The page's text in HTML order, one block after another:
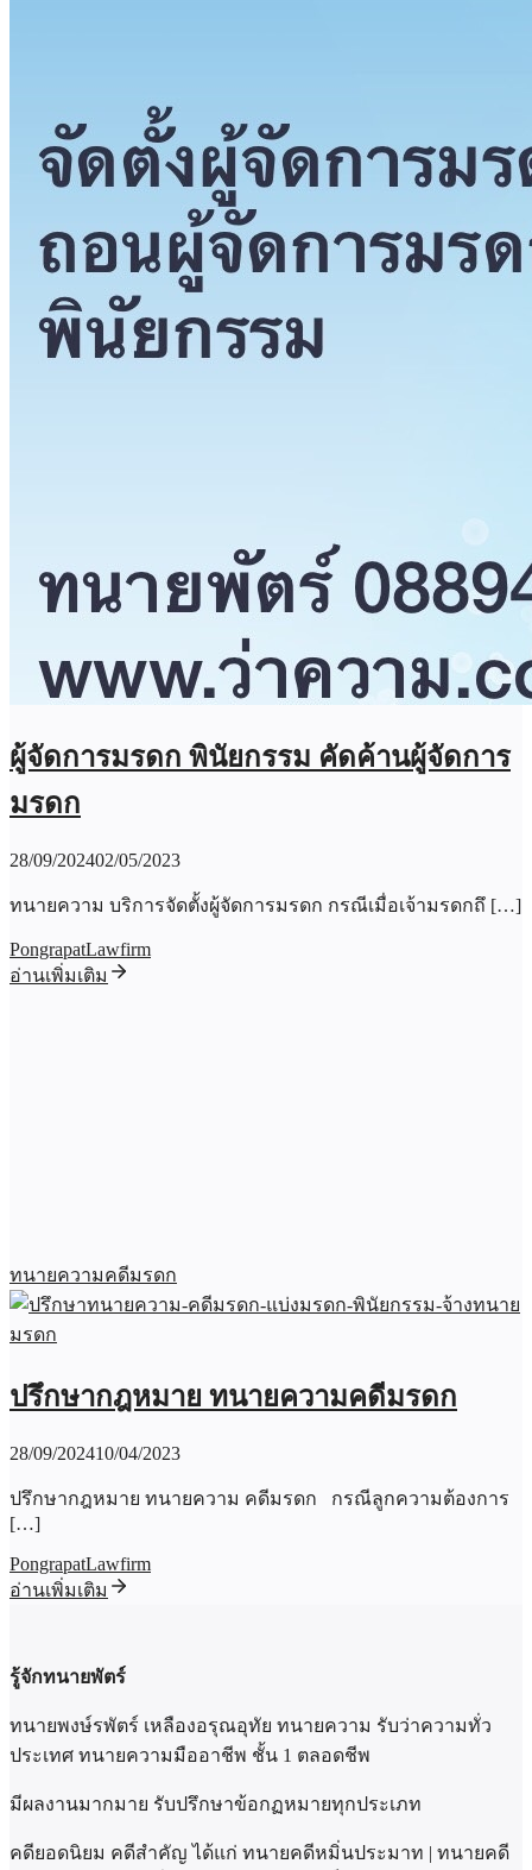
ผู้จัดการมรดก พินัยกรรม คัดค้านผู้จัดการ
มรดก
28/09/202402/05/2023
ทนายความ บริการจัดตั้งผู้จัดการมรดก กรณีเมื่อเจ้ามรดกถึ […]
PongrapatLawfirm
อ่านเพิ่มเติม
ทนายความคดีมรดก
ปรึกษากฎหมาย ทนายความคดีมรดก
28/09/202410/04/2023
ปรึกษากฎหมาย ทนายความ คดีมรดก กรณีลูกความต้องการ
[…]
PongrapatLawfirm
อ่านเพิ่มเติม
รู้จักทนายพัตร์
ทนายพงษ์รพัตร์ เหลืองอรุณอุทัย ทนายความ รับว่าความทั่ว
ประเทศ ทนายความมืออาชีพ ชั้น 1 ตลอดชีพ
มีผลงานมากมาย รับปรึกษาข้อกฏหมายทุกประเภท
คดียอดนิยม คดีสำคัญ ได้แก่ ทนายคดีหมิ่นประมาท | ทนายคดี